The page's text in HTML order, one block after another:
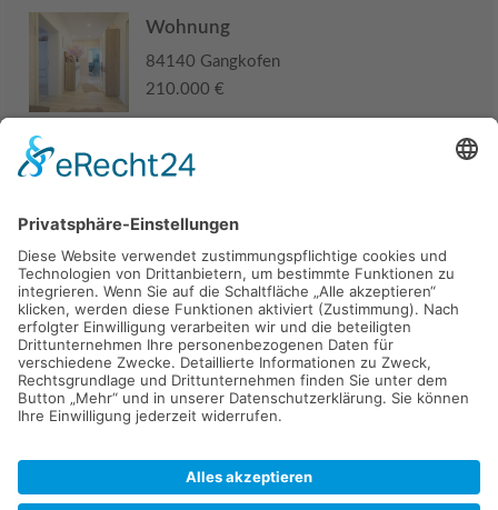
Wohnung
84140 Gangkofen
210.000 €
Haus
285.000 €
Kaufen Verkaufen Mieten Vermieten
Kontakt Impressum